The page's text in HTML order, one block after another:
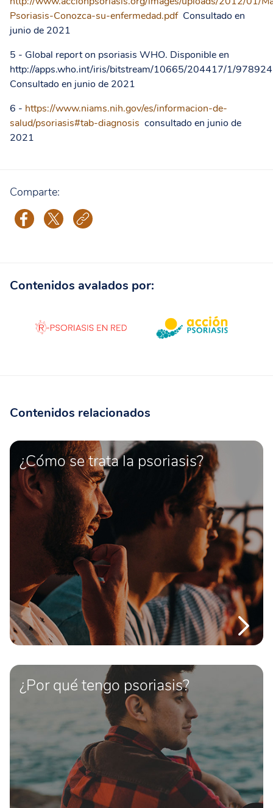
Psoriasis-Conozca-su-enfermedad.pdfConsultado en
junio de 2021
5 - Global report on psoriasis WHO. Disponible en
http://apps.who.int/iris/bitstream/10665/204417/1/
Consultado en junio de 2021
6 - https://www.niams.nih.gov/es/informacion-de-
salud/psoriasis#tab-diagnosis consultado en junio de
2021
Comparte:
Contenidos avalados por:
Contenidos relacionados
¿Cómo se trata la psoriasis?
¿Por qué tengo psoriasis?